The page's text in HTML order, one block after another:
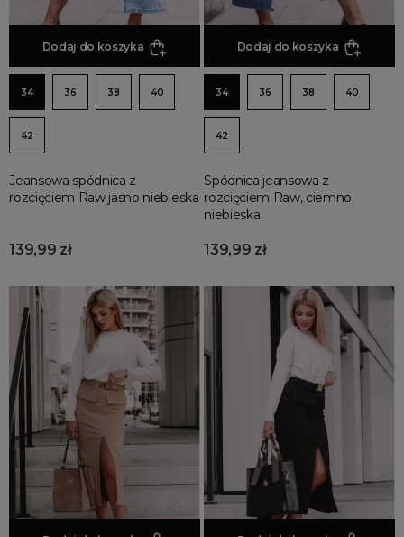
Dodaj do koszyka
34 36 38 40
42
Jeansowa spódnica z
rozcięciem Raw jasno niebieska
139,99 zł
Dodaj do koszyka
34 36 38 40
42
Spódnica jeansowa z
rozcięciem Raw, ciemno
niebieska
139,99 zł